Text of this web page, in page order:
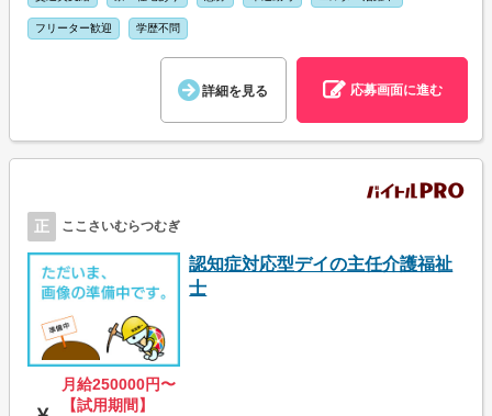
フリーター歓迎 学歴不問
詳細を見る 応募画面に進む
正 ここさいむらつむぎ
認知症対応型デイの主任介護福祉
士
月給250000円〜
【試用期間】